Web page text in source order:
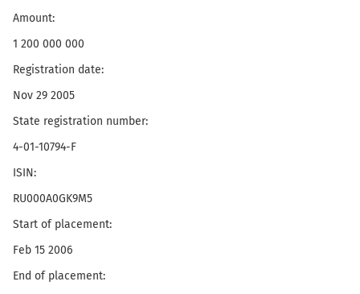
Amount:
1 200 000 000
Registration date:
Nov 29 2005
State registration number:
4-01-10794-F
ISIN:
RU000A0GK9M5
Start of placement:
Feb 15 2006
End of placement: